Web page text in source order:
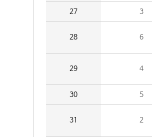
27 3
28 6
29 4
30 5
31 2